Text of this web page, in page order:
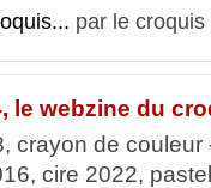
par le
le webzine du
crayon de
2016, cire 2022,